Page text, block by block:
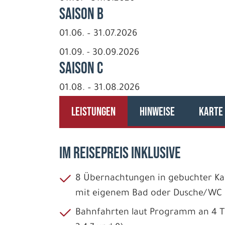
Saison B
01.06. – 31.07.2026
01.09. - 30.09.2026
Saison C
01.08. – 31.08.2026
LEISTUNGEN HINWEISE KARTE
IM REISEPREIS INKLUSIVE
8 Übernachtungen in gebuchter
mit eigenem Bad oder Dusche/WC
Bahnfahrten laut Programm an 4